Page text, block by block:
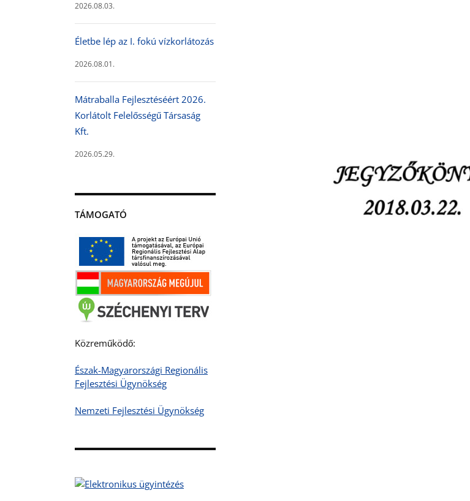
2026.08.03.
Életbe lép az I. fokú vízkorlátozás
2026.08.01.
Mátraballa Fejlesztéséért 2026.
Korlátolt Felelősségű Társaság
Kft.
2026.05.29.
TÁMOGATÓ
Közreműködő:
Észak-Magyarországi Regionális
Fejlesztési Ügynökség
Nemzeti Fejlesztési Ügynökség